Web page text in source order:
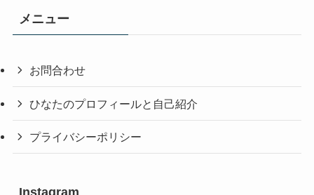
メニュー
お問合わせ
ひなたのプロフィールと自己紹介
プライバシーポリシー
Instagram